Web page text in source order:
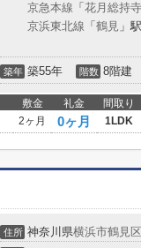
京急本線 「 花月総持寺
京浜東北線 「 鶴見 」
築年 築55年 階数 8階建
敷金 礼金 間取り
2ヶ月 0ヶ月 1LDK
住所 神奈川県横浜市鶴見区